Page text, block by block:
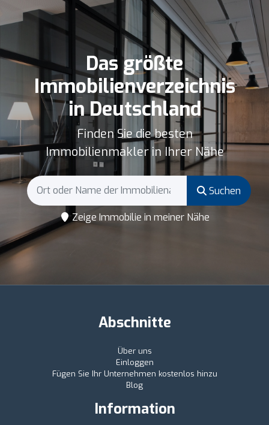
Das größte
Immobilienverzeichnis
in Deutschland
Finden Sie die besten
Immobilienmakler in Ihrer Nähe
Suchen
Zeige Immobilie in meiner Nähe
Abschnitte
Über uns
Einloggen
Fügen Sie Ihr Unternehmen kostenlos hinzu
Blog
Information